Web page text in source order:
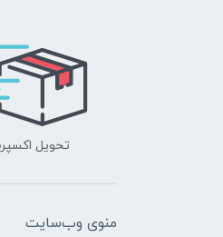
تحویل
منوی وب‌سایت